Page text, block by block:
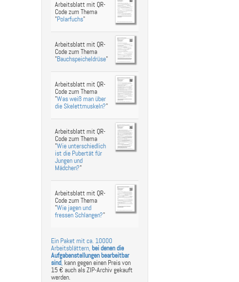
Arbeitsblatt mit QR-
Code zum Thema
"Polarfuchs"
Arbeitsblatt mit QR-
Code zum Thema
"Bauchspeicheldrüse"
Arbeitsblatt mit QR-
Code zum Thema
"Was weiß man über
die Skelettmuskeln?"
Arbeitsblatt mit QR-
Code zum Thema
"Wie unterschiedlich
ist die Pubertät für
Jungen und
Mädchen?"
Arbeitsblatt mit QR-
Code zum Thema
"Wie jagen und
fressen Schlangen?"
Ein Paket mit ca. 10000
Arbeitsblättern, bei denen die
Aufgabenstellungen bearbeitbar
sind, kann gegen einen Preis von
15 € auch als ZIP-Archiv gekauft
werden.